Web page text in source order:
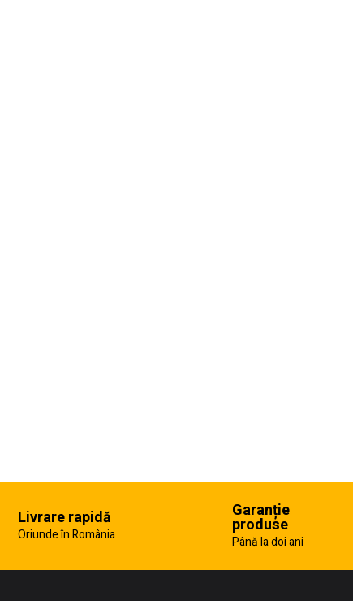
Livrare rapidă
Oriunde în România
Garanție
produse
Până la doi ani